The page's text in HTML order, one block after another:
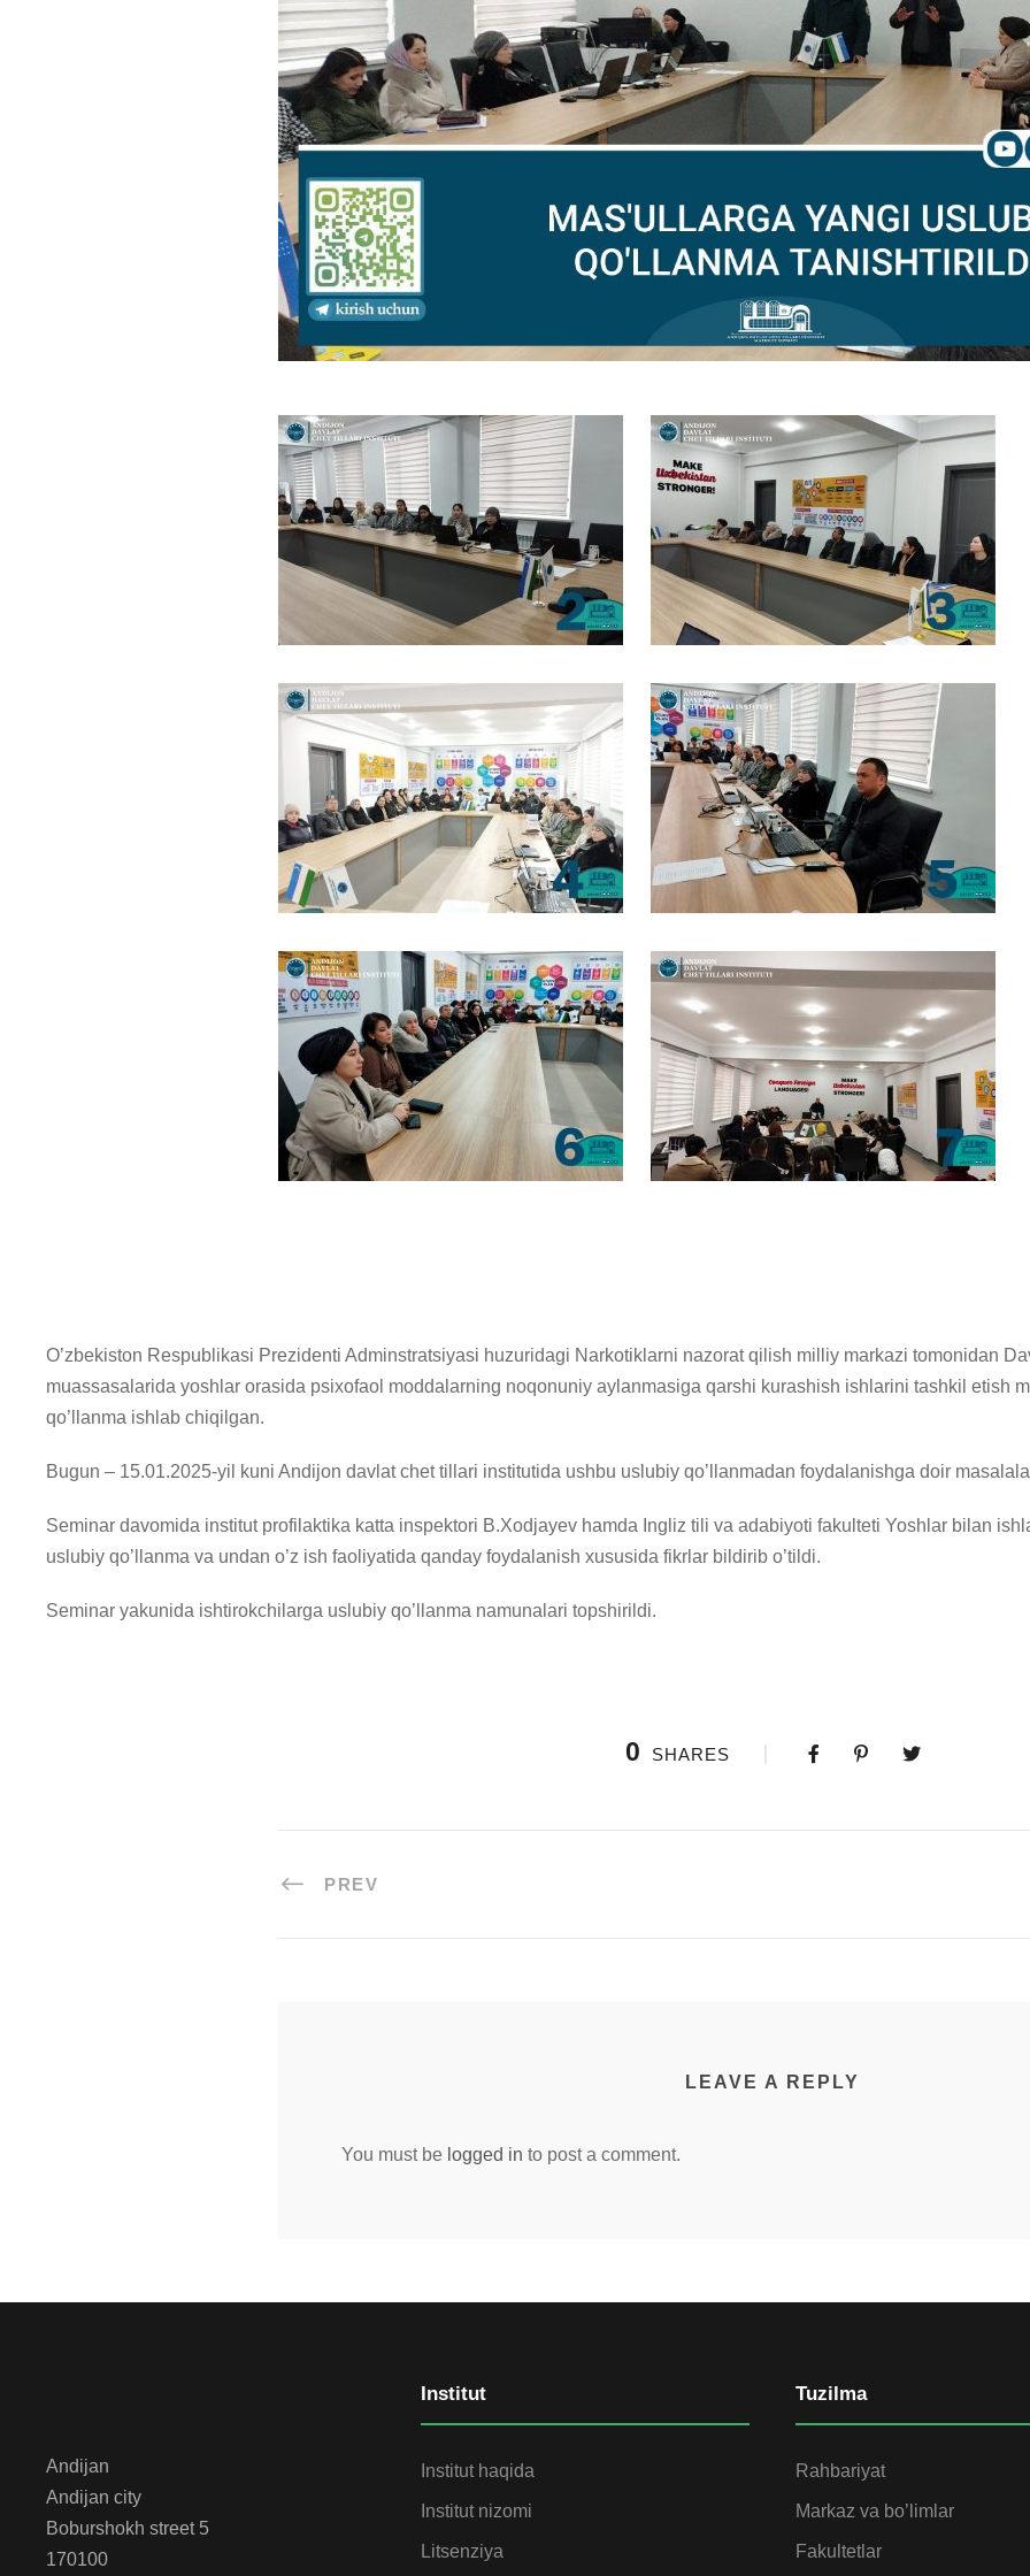
O’zbekiston Respublikasi Prezidenti Adminstratsiyasi huzuridagi Narkotiklarni nazorat qilish milliy markazi tomonidan
muassasalarida yoshlar orasida psixofaol moddalarning noqonuniy aylanmasiga qarshi kurashish ishlarini tashkil etish
qo’llanma ishlab chiqilgan.
Bugun – 15.01.2025-yil kuni Andijon davlat chet tillari institutida ushbu uslubiy qo’llanmadan foydalanishga doir
Seminar davomida institut profilaktika katta inspektori B.Xodjayev hamda Ingliz tili va adabiyoti fakulteti Yoshlar bilan
uslubiy qo’llanma va undan o’z ish faoliyatida qanday foydalanish xususida fikrlar bildirib o’tildi.
Seminar yakunida ishtirokchilarga uslubiy qo’llanma namunalari topshirildi.
0 SHARES
PREV
LEAVE A REPLY
You must be logged in to post a comment.
Andijan
Andijan city
Boburshokh street 5
170100
Institut
Institut haqida
Institut nizomi
Litsenziya
Tuzilma
Rahbariyat
Markaz va bo’limlar
Fakultetlar